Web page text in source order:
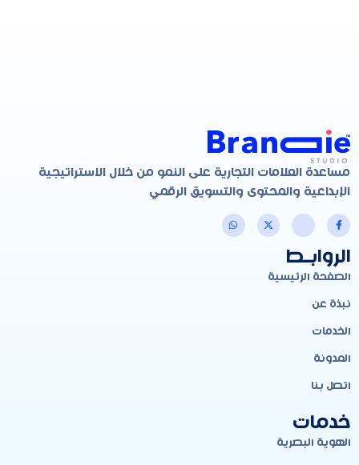
مساعدة العلامات التجارية على النمو من خلال الاستراتيجية
الإبداعية والمحتوى والتسويق الرقمي
الروابـط
الصفحة الرئيسية
نبذة عن
الخدمات
المدونة
اتصل بنا
خدمات
الهوية البصرية